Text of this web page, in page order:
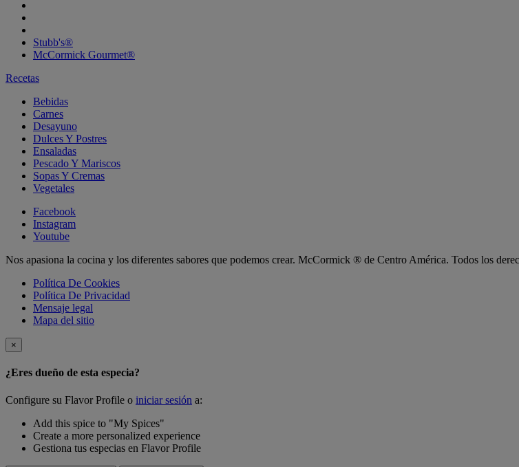
Stubb's®
McCormick Gourmet®
Recetas
Bebidas
Carnes
Desayuno
Dulces Y Postres
Ensaladas
Pescado Y Mariscos
Sopas Y Cremas
Vegetales
Facebook
Instagram
Youtube
Nos apasiona la cocina y los diferentes sabores que podemos crear. McCormick ® de Centro América. Todos los
Política De Cookies
Política De Privacidad
Mensaje legal
Mapa del sitio
×
¿Eres dueño de esta especia?
Configure su Flavor Profile o iniciar sesión a:
Add this spice to "My Spices"
Create a more personalized experience
Gestiona tus especias en Flavor Profile